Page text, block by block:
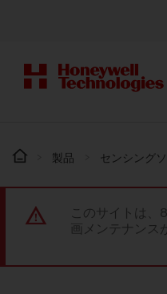
製品 センシング
このサイトは
画メンテナンス